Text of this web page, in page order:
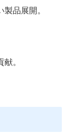
品展開。
。